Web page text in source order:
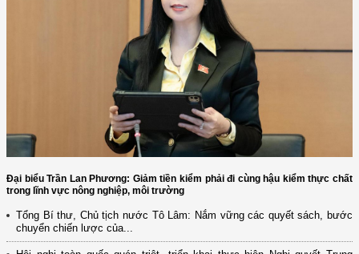
Đại biểu Trần Lan Phương: Giảm tiền kiểm phải đi cùng hậu kiểm thực chất
trong lĩnh vực nông nghiệp, môi trường
Tổng Bí thư, Chủ tịch nước Tô Lâm: Nắm vững các quyết sách, bước
chuyển chiến lược của...